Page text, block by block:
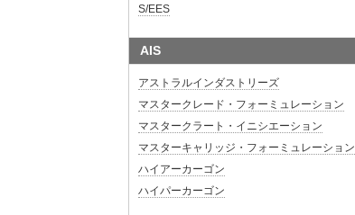
S/EES
AIS
アストラルインダストリーズ
マスタークレード・フォーミュレーション
マスタークラート・イニシエーション
マスターキャリッジ・フォーミュレーション
ハイアーカーゴン
ハイパーカーゴン